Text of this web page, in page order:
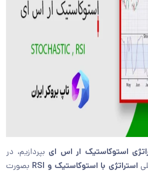
استوکاستیک ار اس ای بپردازیم، در
استراتژی با استوکاستیک و RSI
بصورت